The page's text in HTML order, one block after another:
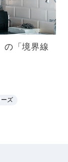
の「境界線
ズ